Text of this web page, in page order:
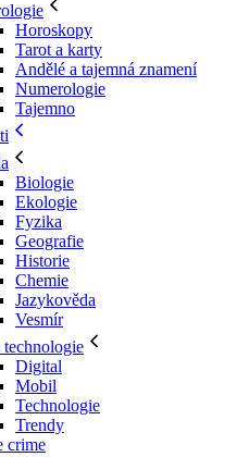
Horoskopy
Tarot a karty
Andělé a tajemná znamení
Numerologie
Tajemno
Biologie
Ekologie
Fyzika
Geografie
Historie
Chemie
Jazykověda
Vesmír
Digital
Mobil
Technologie
Trendy
crime